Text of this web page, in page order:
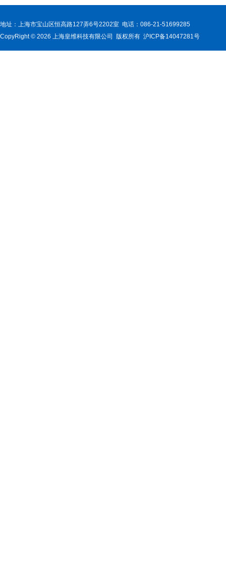
地址：上海市宝山区恒高路127弄6号2202室 电话：086-21-51699285
CopyRight © 2026 上海皇维科技有限公司 版权所有 沪ICP备14047281号